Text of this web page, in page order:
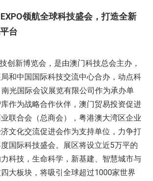
EXPO领航全球科技盛会，打造全新
台
创新博览会，是由澳门科技总会主办，
和中国国际科技交流中心合办，动点科
光国际会议展览有限公司作为承办单
作为战略合作伙伴，澳门贸易投资促进
联合会（总商会），粤港澳大湾区企业
文化交流促进会作为支持单位，力争打
国际科技盛会。展区将设立近5万平的
科技，生命科学，新基建、智慧城市与
大板块，将吸引全球超过1000家世界